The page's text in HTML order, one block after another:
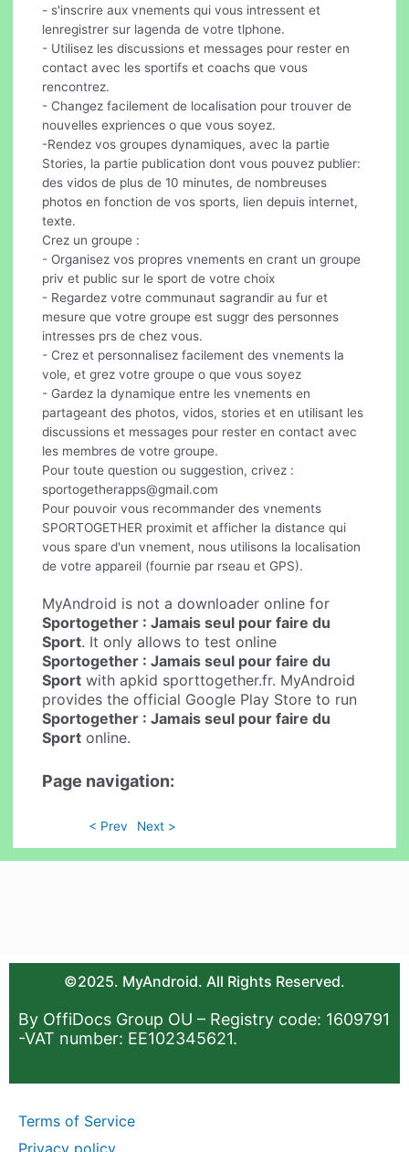
- s'inscrire aux vnements qui vous intressent et
lenregistrer sur lagenda de votre tlphone.
- Utilisez les discussions et messages pour rester en
contact avec les sportifs et coachs que vous
rencontrez.
- Changez facilement de localisation pour trouver de
nouvelles expriences o que vous soyez.
-Rendez vos groupes dynamiques, avec la partie
Stories, la partie publication dont vous pouvez publier:
des vidos de plus de 10 minutes, de nombreuses
photos en fonction de vos sports, lien depuis internet,
texte.
Crez un groupe :
- Organisez vos propres vnements en crant un groupe
priv et public sur le sport de votre choix
- Regardez votre communaut sagrandir au fur et
mesure que votre groupe est suggr des personnes
intresses prs de chez vous.
- Crez et personnalisez facilement des vnements la
vole, et grez votre groupe o que vous soyez
- Gardez la dynamique entre les vnements en
partageant des photos, vidos, stories et en utilisant les
discussions et messages pour rester en contact avec
les membres de votre groupe.
Pour toute question ou suggestion, crivez :
sportogetherapps@gmail.com
Pour pouvoir vous recommander des vnements
SPORTOGETHER proximit et afficher la distance qui
vous spare d'un vnement, nous utilisons la localisation
de votre appareil (fournie par rseau et GPS).
MyAndroid is not a downloader online for
Sportogether : Jamais seul pour faire du
Sport. It only allows to test online
Sportogether : Jamais seul pour faire du
Sport with apkid sporttogether.fr. MyAndroid
provides the official Google Play Store to run
Sportogether : Jamais seul pour faire du
Sport online.
Page navigation:
< Prev Next >
©2025. MyAndroid. All Rights Reserved.
By OffiDocs Group OU – Registry code: 1609791
-VAT number: EE102345621.
Terms of Service
Privacy policy